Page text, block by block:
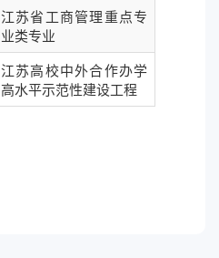
江苏省工商管理重点专
业类专业
江苏高校中外合作办学
高水平示范性建设工程